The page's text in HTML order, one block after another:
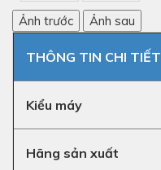
Ảnh trước Ảnh sau
THÔNG TIN CHI TIẾT
Kiểu máy
Hãng sản xuất